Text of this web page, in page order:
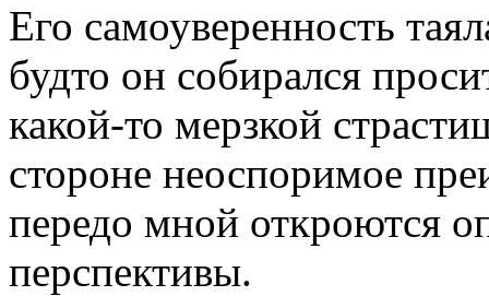
Его самоуверенность
будто он собирался
какой-то мерзкой
стороне неоспоримое
передо мной откроются
перспективы.